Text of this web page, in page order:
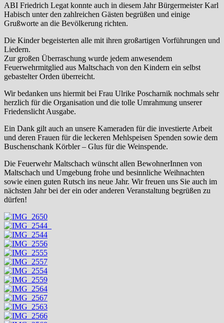
ABI Friedrich Legat konnte auch in diesem Jahr Bürgermeister Karl
Habisch unter den zahlreichen Gästen begrüßen und einige
Grußworte an die Bevölkerung richten.
Die Kinder begeisterten alle mit ihren großartigen Vorführungen und
Liedern.
Zur großen Überraschung wurde jedem anwesendem
Feuerwehrmitglied aus Maltschach von den Kindern ein selbst
gebastelter Orden überreicht.
Wir bedanken uns hiermit bei Frau Ulrike Poscharnik nochmals sehr
herzlich für die Organisation und die tolle Umrahmung unserer
Friedenslicht Ausgabe.
Ein Dank gilt auch an unsere Kameraden für die investierte Arbeit
und deren Frauen für die leckeren Mehlspeisen Spenden sowie dem
Buschenschank Körbler – Glus für die Weinspende.
Die Feuerwehr Maltschach wünscht allen BewohnerInnen von
Maltschach und Umgebung frohe und besinnliche Weihnachten
sowie einen guten Rutsch ins neue Jahr. Wir freuen uns Sie auch im
nächsten Jahr bei der ein oder anderen Veranstaltung begrüßen zu
dürfen!